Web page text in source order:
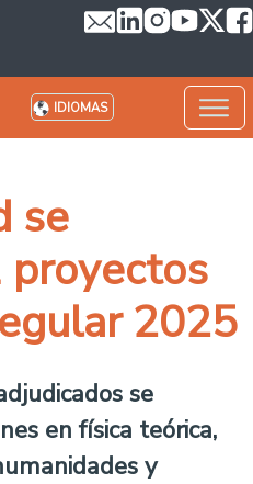
IDIOMAS
se
proyectos
2025
se
en física teórica,
y